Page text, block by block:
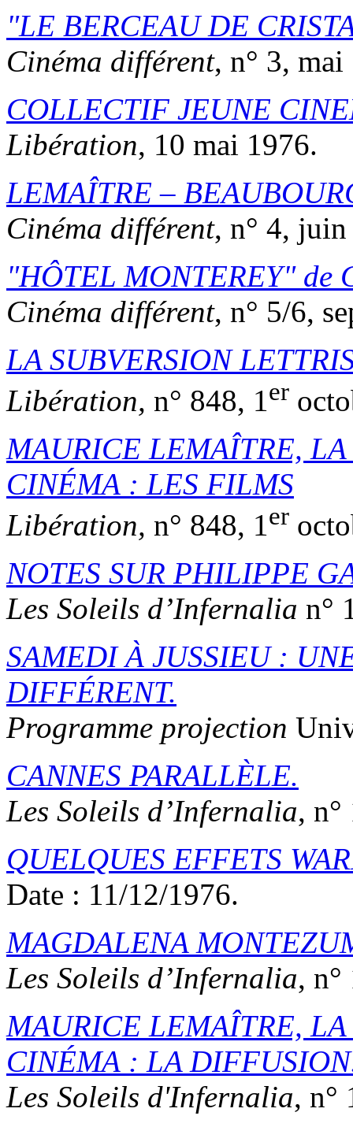
LE BERCEAU DE
Cinéma différent, n° 3, mai
COLLECTIF JEUNE
Libération, 10 mai 1976.
LEMAÎTRE –
Cinéma différent, n° 4,
HÔTEL MONTEREY de
Cinéma différent, n° 5/6,
LA SUBVERSION
Libération, n° 848, 1er
MAURICE LEMAÎTRE,
CINÉMA : LES FILMS
Libération, n° 848, 1er
NOTES SUR PHILIPPE
Les Soleils d’Infernalia n°
SAMEDI À JUSSIEU :
DIFFÉRENT.
Programme projection
CANNES PARALLÈLE.
Les Soleils d’Infernalia, n°
QUELQUES EFFETS
Date : 11/12/1976.
MAGDALENA
Les Soleils d’Infernalia, n°
MAURICE LEMAÎTRE,
CINÉMA : LA
Les Soleils d'Infernalia, n°